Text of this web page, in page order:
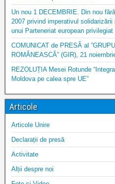
Un nou 1 DECEMBRIE. Din nou
2007 privind imperativul
unui Parteneriat european privilegiat
COMUNICAT de PRESĂ al
ROMÂNEASCĂ” (GIR), 21
REZOLUȚIA Mesei Rotunde
Moldova pe calea spre UE”
Articole
Articole Unire
Declarații de presă
Activitate
Alții despre noi